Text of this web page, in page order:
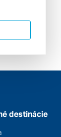
destinácie